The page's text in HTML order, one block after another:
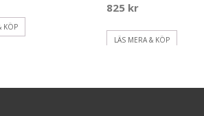
KÖP
825 kr
LÄS MERA & KÖP